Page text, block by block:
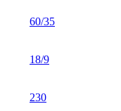
60/35
18/9
230